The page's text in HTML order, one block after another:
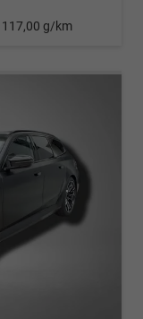
117,00 g/km